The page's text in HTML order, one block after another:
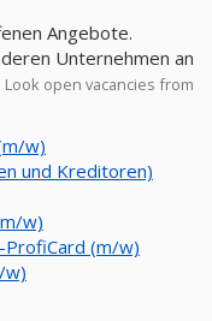
Angebote.
Unternehmen an
open vacancies from
w)
und Kreditoren)
w)
ProfiCard (m/w)
w)